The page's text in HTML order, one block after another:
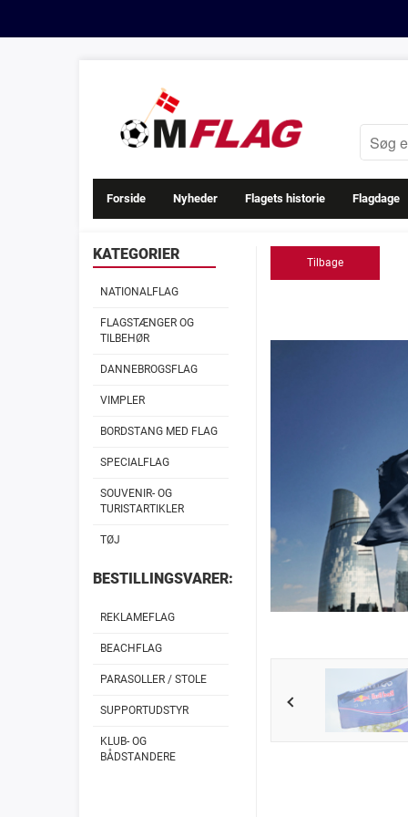
Forside Nyheder Flagets historie Flagdage
KATEGORIER
NATIONALFLAG
FLAGSTÆNGER OG
TILBEHØR
DANNEBROGSFLAG
VIMPLER
BORDSTANG MED FLAG
SPECIALFLAG
SOUVENIR- OG
TURISTARTIKLER
TØJ
BESTILLINGSVARER:
REKLAMEFLAG
BEACHFLAG
PARASOLLER / STOLE
SUPPORTUDSTYR
KLUB- OG
BÅDSTANDERE
Tilbage